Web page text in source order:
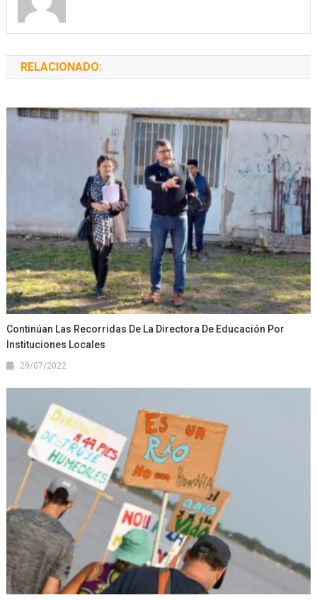
RELACIONADO:
Continúan Las Recorridas De La Directora De Educación Por
Instituciones Locales
29/07/2022